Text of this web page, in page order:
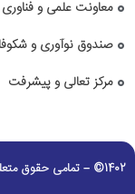
معاونت علمی و
صندوق نوآوری و
مرکز تعالی و پیشرفت
1402© – تمامی حقوق متعلق به شرکت دانش‌بنیان صنایع پیشرفته رضوی می باشد.